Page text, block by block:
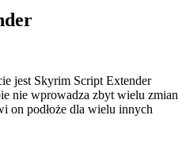
jest Skyrim Script Extender
nie wprowadza zbyt wielu zmian
on podłoże dla wielu innych